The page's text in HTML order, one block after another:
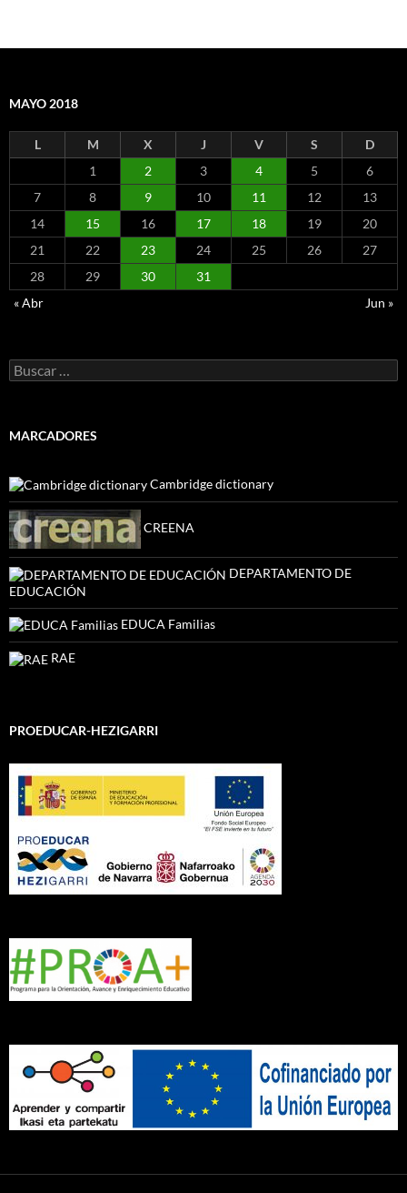
MAYO 2018
L M X J V S
D
1
2 3 4 5
6
7
8 9 10 11 12
13
14
15 16 17 18 19
20
21
22 23 24 25 26
27
28
29 30
31
« Abr
Jun »
Buscar:
MARCADORES
Cambridge dictionary
CREENA
DEPARTAMENTO DE
EDUCACIÓN
EDUCA Familias
RAE
PROEDUCAR-HEZIGARRI